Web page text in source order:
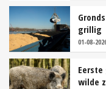
grillig
01-08-
wilde